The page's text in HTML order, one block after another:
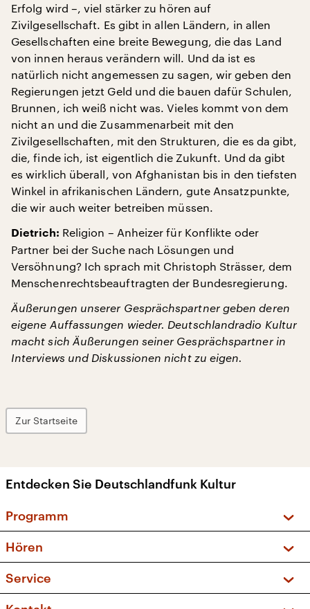
Erfolg wird –, viel stärker zu hören auf
Zivilgesellschaft. Es gibt in allen Ländern, in allen
Gesellschaften eine breite Bewegung, die das Land
von innen heraus verändern will. Und da ist es
natürlich nicht angemessen zu sagen, wir geben den
Regierungen jetzt Geld und die bauen dafür Schulen,
Brunnen, ich weiß nicht was. Vieles kommt von dem
nicht an und die Zusammenarbeit mit den
Zivilgesellschaften, mit den Strukturen, die es da gibt,
die, finde ich, ist eigentlich die Zukunft. Und da gibt
es wirklich überall, von Afghanistan bis in den tiefsten
Winkel in afrikanischen Ländern, gute Ansatzpunkte,
die wir auch weiter betreiben müssen.
Dietrich: Religion – Anheizer für Konflikte oder
Partner bei der Suche nach Lösungen und
Versöhnung? Ich sprach mit Christoph Strässer, dem
Menschenrechtsbeauftragten der Bundesregierung.
Äußerungen unserer Gesprächspartner geben deren
eigene Auffassungen wieder. Deutschlandradio Kultur
macht sich Äußerungen seiner Gesprächspartner in
Interviews und Diskussionen nicht zu eigen.
Zur Startseite
Entdecken Sie Deutschlandfunk Kultur
Programm
Sendungen und Podcasts
Musikliste
Hören
Frequenzen (UKW + DAB+)
Service
FAQ